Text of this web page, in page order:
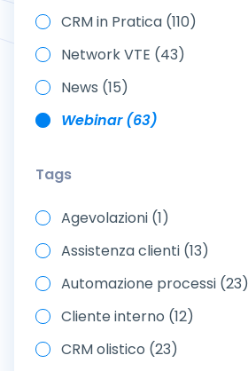
CRM in Pratica (110)
Network VTE (43)
News (15)
Webinar (63)
Tags
Agevolazioni (1)
Assistenza clienti (13)
Automazione processi (23)
Cliente interno (12)
CRM olistico (23)